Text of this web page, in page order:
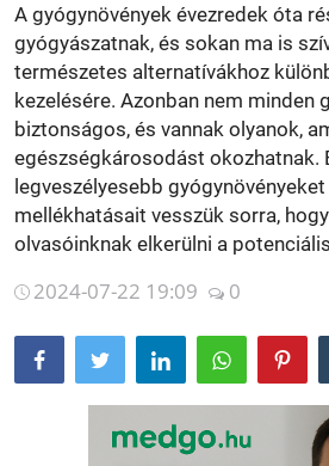
Betegségek
Gyógynövénybolt kereső
A gyógynövények évezredek óta
gyógyászatnak, és sokan ma is
természetes alternatívákhoz
kezelésére. Azonban nem minden
biztonságos, és vannak olyanok,
egészségkárosodást okozhatnak.
legveszélyesebb
mellékhatásait vesszük sorra,
olvasóinknak elkerülni a
2024-07-22 19:09 0